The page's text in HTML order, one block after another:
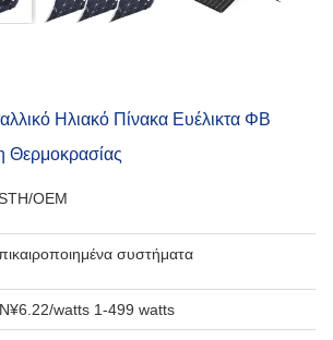
Ηλιακό Πίνακα Ευέλικτα ΦΒ
Θερμοκρασίας
OEM
συστήματα
watts 1-499 watts